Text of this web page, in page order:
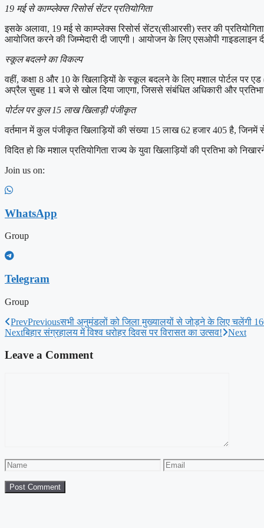
19 मई से काम्प्लेक्स रिसोर्स सेंटर प्रतियोगिता
इसके अलावा, 19 मई से काम्प्लेक्स रिसोर्स सेंटर(सीआरसी) स्तर की
आयोजित करने की जिम्मेदारी दी जाएगी। आयोजन के लिए एसओपी गाइडलाइन
स्कूल बदलने का विकल्प
वहीं, कक्षा 8 और 10 के खिलाड़ियों के स्कूल बदलने के लिए मशाल पोर्टल पर एड
अप्रैल सुबह 11 बजे से खोल दिया जाएगा, जिससे संबंधित अधिकारी और
पोर्टल पर कुल 15 लाख खिलाड़ी पंजीकृत
वर्तमान में कुल पंजीकृत खिलाड़ियों की संख्या 15 लाख 62 हजार 405 है, जिनमें
विदित हो कि मशाल प्रतियोगिता राज्य के युवा खिलाड़ियों की प्रतिभा को
Join us on:
WhatsApp
Group
Telegram
Group
PrevPreviousसभी अनुमंडलों को जिला मुख्यालयों से जोड़ने के लिए चलेंगी
Nextबिहार संग्रहालय में विश्व धरोहर दिवस पर विरासत का उत्सव! Next
Leave a Comment
Name Email